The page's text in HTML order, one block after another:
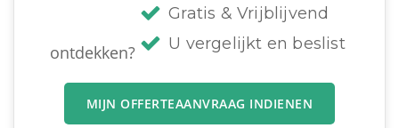
ontdekken?
Gratis & Vrijblijvend
U vergelijkt en beslist
MIJN OFFERTEAANVRAAG INDIENEN